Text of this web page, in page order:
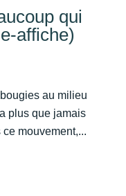
qui
affiche)
au milieu
plus que jamais
mouvement,...